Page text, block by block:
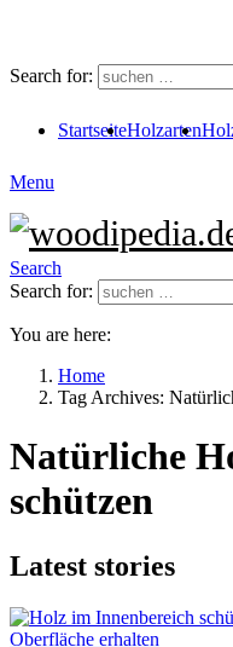
Search for:
StartseiteHolzarten
Menu
Search
Search for:
You are here:
Home
Tag Archives:
Natürliche
schützen
Latest stories